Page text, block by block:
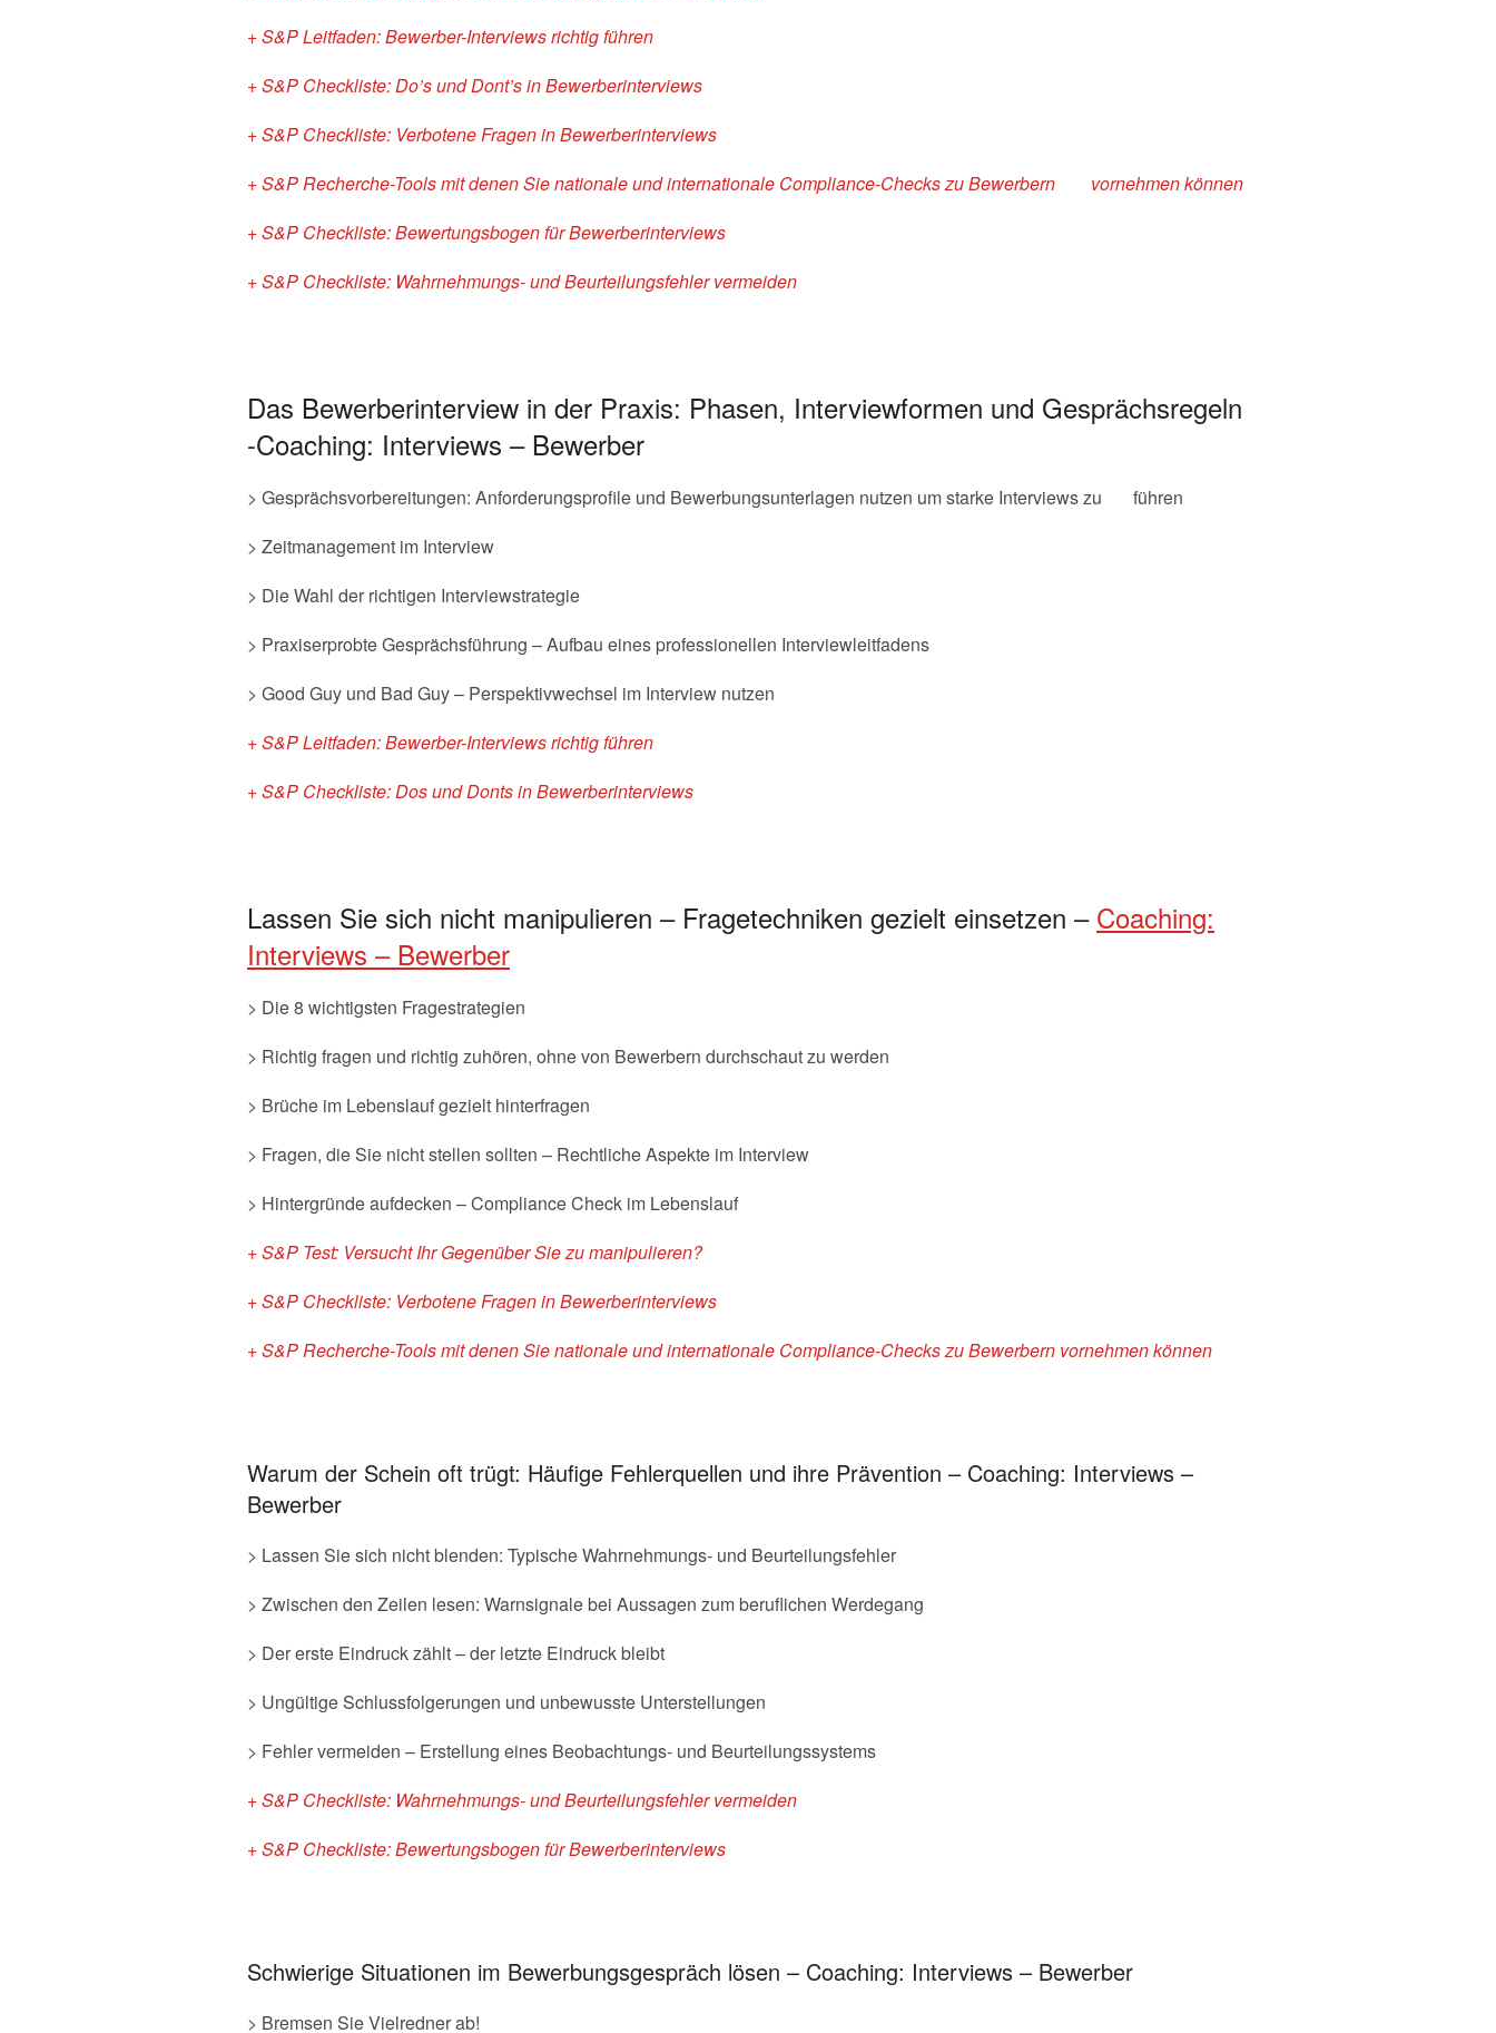
+ S&P Leitfaden: Bewerber-Interviews richtig führen
+ S&P Checkliste: Do’s und Dont’s in Bewerberinterviews
+ S&P Checkliste: Verbotene Fragen in Bewerberinterviews
+ S&P Recherche-Tools mit denen Sie nationale und internationale Compliance-Checks zu Bewerbern vornehmen können
+ S&P Checkliste: Bewertungsbogen für Bewerberinterviews
+ S&P Checkliste: Wahrnehmungs- und Beurteilungsfehler vermeiden
Das Bewerberinterview in der Praxis: Phasen, Interviewformen und Gesprächsregeln
-Coaching: Interviews – Bewerber
> Gesprächsvorbereitungen: Anforderungsprofile und Bewerbungsunterlagen nutzen um starke Interviews zu führen
> Zeitmanagement im Interview
> Die Wahl der richtigen Interviewstrategie
> Praxiserprobte Gesprächsführung – Aufbau eines professionellen Interviewleitfadens
> Good Guy und Bad Guy – Perspektivwechsel im Interview nutzen
+ S&P Leitfaden: Bewerber-Interviews richtig führen
+ S&P Checkliste: Dos und Donts in Bewerberinterviews
Lassen Sie sich nicht manipulieren – Fragetechniken gezielt einsetzen – Coaching:
Interviews – Bewerber
> Die 8 wichtigsten Fragestrategien
> Richtig fragen und richtig zuhören, ohne von Bewerbern durchschaut zu werden
> Brüche im Lebenslauf gezielt hinterfragen
> Fragen, die Sie nicht stellen sollten – Rechtliche Aspekte im Interview
> Hintergründe aufdecken – Compliance Check im Lebenslauf
+ S&P Test: Versucht Ihr Gegenüber Sie zu manipulieren?
+ S&P Checkliste: Verbotene Fragen in Bewerberinterviews
+ S&P Recherche-Tools mit denen Sie nationale und internationale Compliance-Checks zu Bewerbern vornehmen können
Warum der Schein oft trügt: Häufige Fehlerquellen und ihre Prävention – Coaching: Interviews –
Bewerber
> Lassen Sie sich nicht blenden: Typische Wahrnehmungs- und Beurteilungsfehler
> Zwischen den Zeilen lesen: Warnsignale bei Aussagen zum beruflichen Werdegang
> Der erste Eindruck zählt – der letzte Eindruck bleibt
> Ungültige Schlussfolgerungen und unbewusste Unterstellungen
> Fehler vermeiden – Erstellung eines Beobachtungs- und Beurteilungssystems
+ S&P Checkliste: Wahrnehmungs- und Beurteilungsfehler vermeiden
+ S&P Checkliste: Bewertungsbogen für Bewerberinterviews
Schwierige Situationen im Bewerbungsgespräch lösen – Coaching: Interviews – Bewerber
> Bremsen Sie Vielredner ab!